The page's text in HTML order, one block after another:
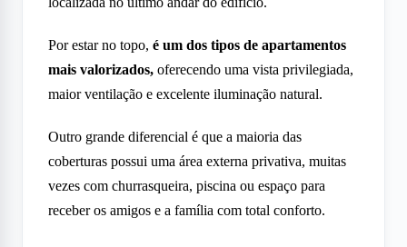
Por estar no topo, é um dos tipos de apartamentos
mais valorizados, oferecendo uma vista privilegiada,
maior ventilação e excelente iluminação natural.
Outro grande diferencial é que a maioria das
coberturas possui uma área externa privativa, muitas
vezes com churrasqueira, piscina ou espaço para
receber os amigos e a família com total conforto.